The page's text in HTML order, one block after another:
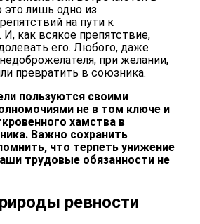
лишь одно из
на пути к
как всякое препятствие,
его. Любого, даже
при желании,
превратить в союзника.
пользуются своими
не в том ключе и
хамства в
Важно сохранить
что терпеть унижение
трудовые обязанности не
ревности